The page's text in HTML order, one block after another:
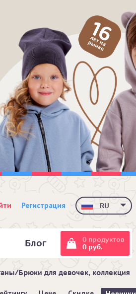
Регистрация RU
Блог
0 продуктов
0 руб.
Брюки для девочек, коллекция